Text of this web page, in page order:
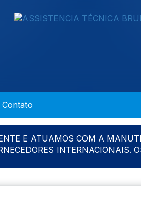
Contato
E ATUAMOS COM A
INTERNACIONAIS.